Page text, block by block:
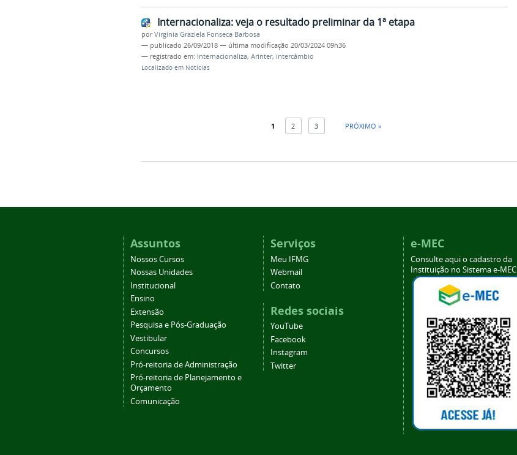
Internacionaliza: veja o resultado preliminar da 1ª etapa
porVirgínia Graziela Fonseca Barbosa
— publicado 26/09/2018 — última modificação 20/03/2024 09h36
— registrado em: Internacionaliza, Arinter, intercâmbio
Localizado em Notícias
1 2 3 PRÓXIMO »
Assuntos
Nossos Cursos
Nossas Unidades
Institucional
Ensino
Extensão
Pesquisa e Pós-Graduação
Vestibular
Concursos
Pró-reitoria de Administração
Pró-reitoria de Planejamento e
Orçamento
Comunicação
Serviços
Meu IFMG
Webmail
Contato
Redes sociais
YouTube
Facebook
Instagram
Twitter
e-MEC
Consulte aqui o cadastro da
Instituição no Sistema e-MEC